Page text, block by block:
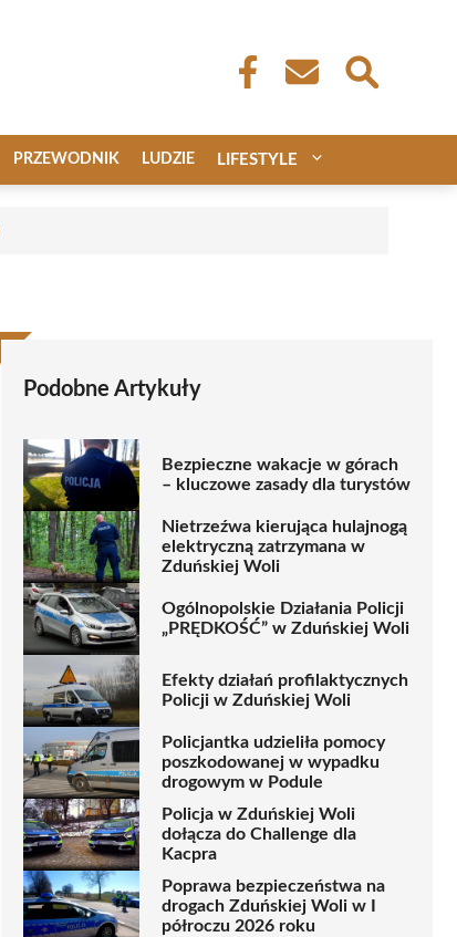
PRZEWODNIK LUDZIE LIFESTYLE
Podobne Artykuły
Bezpieczne wakacje w górach
– kluczowe zasady dla turystów
Nietrzeźwa kierująca hulajnogą
elektryczną zatrzymana w
Zduńskiej Woli
Ogólnopolskie Działania Policji
„PRĘDKOŚĆ” w Zduńskiej Woli
Efekty działań profilaktycznych
Policji w Zduńskiej Woli
Policjantka udzieliła pomocy
poszkodowanej w wypadku
drogowym w Podule
Policja w Zduńskiej Woli
dołącza do Challenge dla
Kacpra
Poprawa bezpieczeństwa na
drogach Zduńskiej Woli w I
półroczu 2026 roku